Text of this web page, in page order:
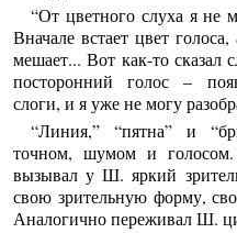
“От цветного слуха я не
Вначале встает цвет
мешает... Вот как-то сказал
посторонний голос –
слоги, и я уже не могу
“Линия,” “пятна” и
точном, шумом и
вызывал у Ш. яркий
свою зрительную форму,
Аналогично переживал Ш.